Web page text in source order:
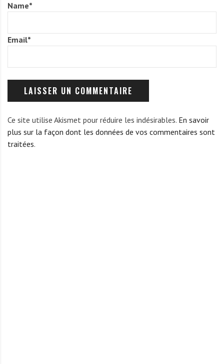
Name*
Email*
Ce site utilise Akismet pour réduire les indésirables. En savoir
plus sur la façon dont les données de vos commentaires sont
traitées.